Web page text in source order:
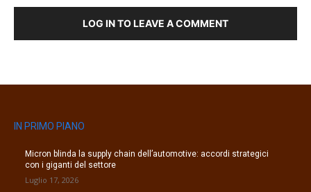
LOG IN TO LEAVE A COMMENT
IN PRIMO PIANO
Micron blinda la supply chain dell’automotive: accordi strategici
con i giganti del settore
Luglio 17, 2026